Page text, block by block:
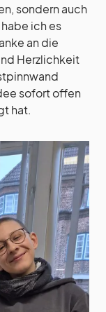
sondern auch
ich es
an die
Herzlichkeit
sofort offen
hat.